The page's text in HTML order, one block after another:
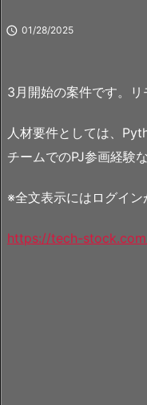
 01/28/2025
3月開始の案件です。リ
人材要件としては、
チームでのPJ参画経験
※全文表示にはログイン
https://tech-